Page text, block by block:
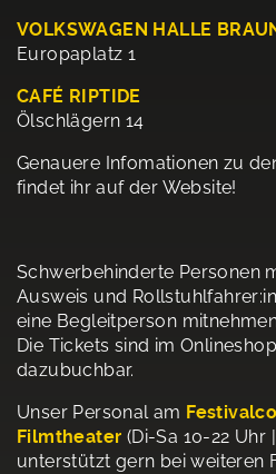
VOLKSWAGEN HALLE
Europaplatz 1
CAFÉ RIPTIDE
Ölschlägern 14
Genauere Infomationen zu
findet ihr auf der Website!
Schwerbehinderte Personen
Ausweis und
eine Begleitperson
Die Tickets sind im
dazubuchbar.
Unser Personal am
Filmtheater (Di-Sa 10-22 Uhr
unterstützt gern bei weiteren